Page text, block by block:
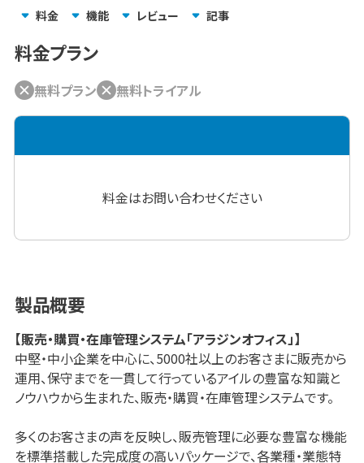
料金
機能 レビュー 記事
料金プラン
無料プラン 無料トライアル
料金はお問い合わせください
製品概要
【販売・購買・在庫管理システム「アラジンオフィス」】
中堅・中小企業を中心に、5000社以上のお客さまに販売から
運用、保守までを一貫して行っているアイルの豊富な知識と
ノウハウから生まれた、販売・購買・在庫管理システムです。
多くのお客さまの声を反映し、販売管理に必要な豊富な機能
を標準搭載した完成度の高いパッケージで、各業種・業態特